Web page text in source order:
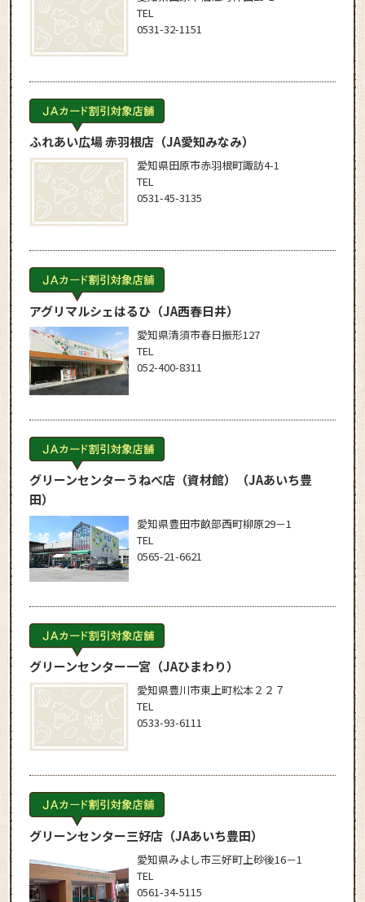
TEL
0531-32-1151
ふれあい広場 赤羽根店（JA愛知みなみ）
愛知県田原市赤羽根町諏訪4-1
TEL
0531-45-3135
アグリマルシェはるひ （JA西春日井）
愛知県清須市春日振形127
TEL
052-400-8311
グリーンセンターうねべ店（資材館）
（JAあいち豊
田）
愛知県豊田市畝部西町柳原29－1
TEL
0565-21-6621
グリーンセンター一宮 （JAひまわり）
愛知県豊川市東上町松本２２７
TEL
0533-93-6111
グリーンセンター三好店（JAあいち豊田）
愛知県みよし市三好町上砂後16－1
TEL
0561-34-5115